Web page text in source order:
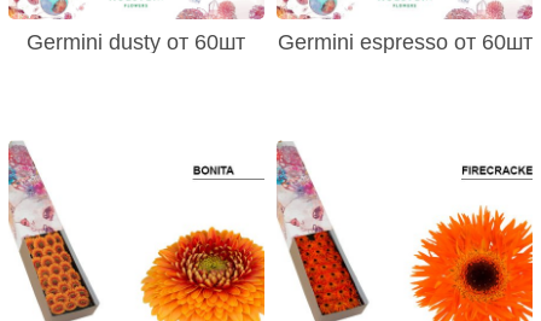
Germini dusty от 60шт Germini espresso от 60шт